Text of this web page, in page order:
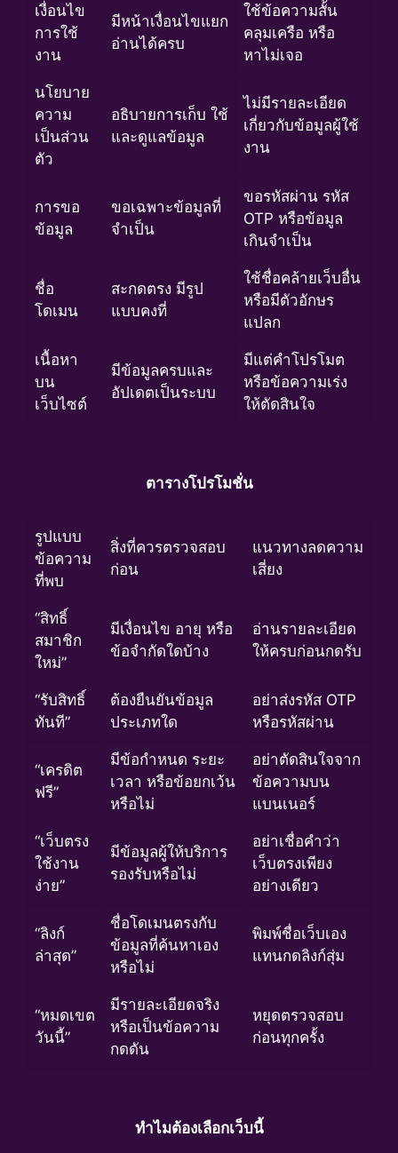
เงื่อนไข
การใช้
งาน
มีหน้าเงื่อนไขแยก
อ่านได้ครบ
ใช้ข้อความสั้น
คลุมเครือ หรือ
หาไม่เจอ
นโยบาย
ความ
เป็นส่วน
ตัว
อธิบายการเก็บ ใช้
และดูแลข้อมูล
ไม่มีรายละเอียด
เกี่ยวกับข้อมูลผู้ใช้
งาน
การขอ
ข้อมูล
ขอเฉพาะข้อมูลที่
จำเป็น
ขอรหัสผ่าน รหัส
OTP หรือข้อมูล
เกินจำเป็น
ชื่อ
โดเมน
สะกดตรง มีรูป
แบบคงที่
ใช้ชื่อคล้ายเว็บอื่น
หรือมีตัวอักษร
แปลก
เนื้อหา
บน
เว็บไซต์
มีข้อมูลครบและ
อัปเดตเป็นระบบ
มีแต่คำโปรโมต
หรือข้อความเร่ง
ให้ตัดสินใจ
ตารางโปรโมชั่น
รูปแบบ
ข้อความ
ที่พบ
สิ่งที่ควรตรวจสอบ
ก่อน
แนวทางลดความ
เสี่ยง
“สิทธิ์
สมาชิก
ใหม่”
มีเงื่อนไข อายุ หรือ
ข้อจำกัดใดบ้าง
อ่านรายละเอียด
ให้ครบก่อนกดรับ
“รับสิทธิ์
ทันที”
ต้องยืนยันข้อมูล
ประเภทใด
อย่าส่งรหัส OTP
หรือรหัสผ่าน
“เครดิต
ฟรี”
มีข้อกำหนด ระยะ
เวลา หรือข้อยกเว้น
หรือไม่
อย่าตัดสินใจจาก
ข้อความบน
แบนเนอร์
“เว็บตรง
ใช้งาน
ง่าย”
มีข้อมูลผู้ให้บริการ
รองรับหรือไม่
อย่าเชื่อคำว่า
เว็บตรงเพียง
อย่างเดียว
“ลิงก์
ล่าสุด”
ชื่อโดเมนตรงกับ
ข้อมูลที่ค้นหาเอง
หรือไม่
พิมพ์ชื่อเว็บเอง
แทนกดลิงก์สุ่ม
“หมดเขต
วันนี้”
มีรายละเอียดจริง
หรือเป็นข้อความ
กดดัน
หยุดตรวจสอบ
ก่อนทุกครั้ง
ทำไมต้องเลือกเว็บนี้